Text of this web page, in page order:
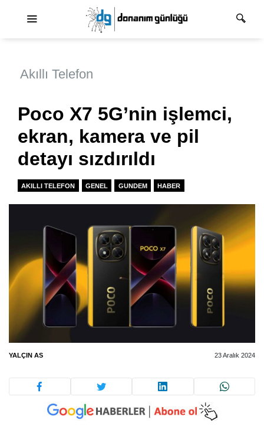
Akıllı Telefon
Poco X7 5G’nin işlemci,
ekran, kamera ve pil
detayı sızdırıldı
AKILLI TELEFON GENEL GUNDEM HABER
YALÇIN AS 23 Aralık 2024